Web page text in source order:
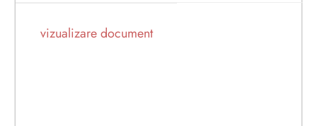
vizualizare document